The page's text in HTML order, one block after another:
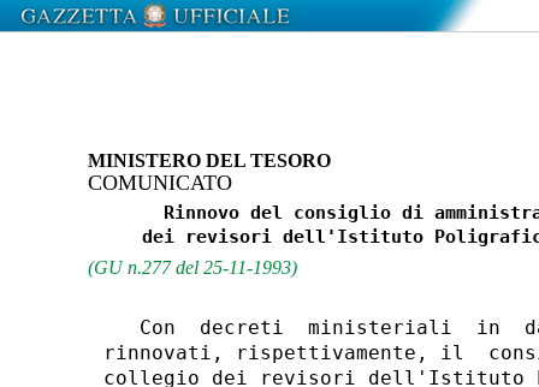
MINISTERO DEL TESORO
COMUNICATO
Rinnovo del consiglio di
(GU n.277 del 25-11-1993)
Con  decreti  ministeriali  in
rinnovati, rispettivamente, il